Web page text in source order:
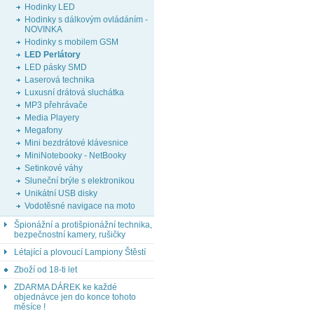
Hodinky LED
Hodinky s dálkovým ovládáním -
NOVINKA
Hodinky s mobilem GSM
LED Perlátory
LED pásky SMD
Laserová technika
Luxusní drátová sluchátka
MP3 přehrávače
Media Playery
Megafony
Mini bezdrátové klávesnice
MiniNotebooky - NetBooky
Setinkové váhy
Sluneční brýle s elektronikou
Unikátní USB disky
Vodotěsné navigace na moto
Špionážní a protišpionážní technika,
bezpečnostní kamery, rušičky
Létající a plovoucí Lampiony Štěstí
Zboží od 18-ti let
ZDARMA DÁREK ke každé
objednávce jen do konce tohoto
měsíce !